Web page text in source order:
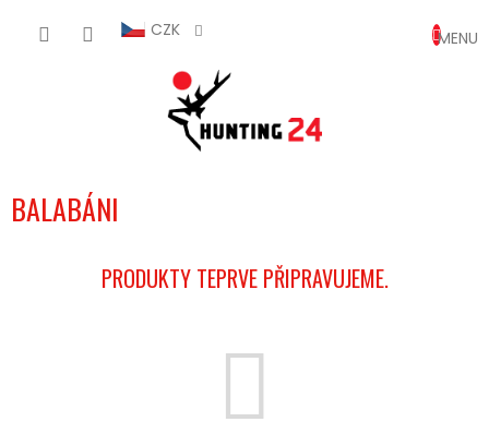
CZK
KOŠÍK
BALABÁNI
PRODUKTY TEPRVE PŘIPRAVUJEME.